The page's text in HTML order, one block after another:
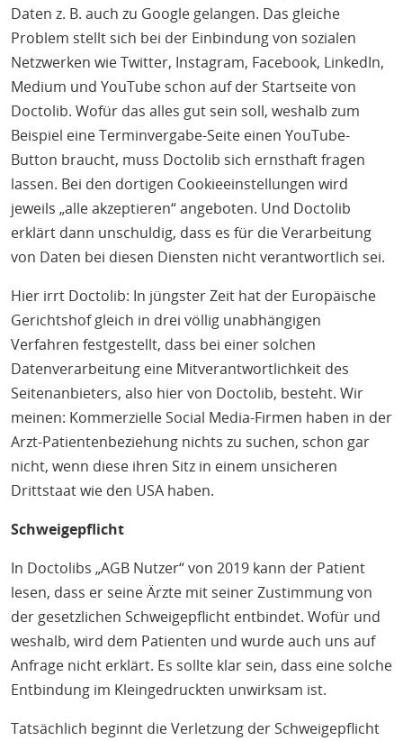
Daten z. B. auch zu Google gelangen. Das gleiche
Problem stellt sich bei der Einbindung von sozialen
Netzwerken wie Twitter, Instagram, Facebook, LinkedIn,
Medium und YouTube schon auf der Startseite von
Doctolib. Wofür das alles gut sein soll, weshalb zum
Beispiel eine Terminvergabe-Seite einen YouTube-
Button braucht, muss Doctolib sich ernsthaft fragen
lassen. Bei den dortigen Cookieeinstellungen wird
jeweils „alle akzeptieren“ angeboten. Und Doctolib
erklärt dann unschuldig, dass es für die Verarbeitung
von Daten bei diesen Diensten nicht verantwortlich sei.
Hier irrt Doctolib: In jüngster Zeit hat der Europäische
Gerichtshof gleich in drei völlig unabhängigen
Verfahren festgestellt, dass bei einer solchen
Datenverarbeitung eine Mitverantwortlichkeit des
Seitenanbieters, also hier von Doctolib, besteht. Wir
meinen: Kommerzielle Social Media-Firmen haben in der
Arzt-Patientenbeziehung nichts zu suchen, schon gar
nicht, wenn diese ihren Sitz in einem unsicheren
Drittstaat wie den USA haben.
Schweigepflicht
In Doctolibs „AGB Nutzer“ von 2019 kann der Patient
lesen, dass er seine Ärzte mit seiner Zustimmung von
der gesetzlichen Schweigepflicht entbindet. Wofür und
weshalb, wird dem Patienten und wurde auch uns auf
Anfrage nicht erklärt. Es sollte klar sein, dass eine solche
Entbindung im Kleingedruckten unwirksam ist.
Tatsächlich beginnt die Verletzung der Schweigepflicht